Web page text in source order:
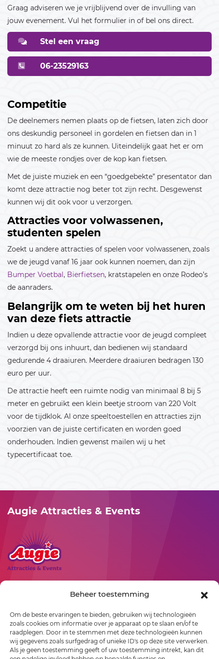
Beheer toestemming
Om de beste ervaringen te bieden, gebruiken wij technologieën
zoals cookies om informatie over je apparaat op te slaan en/of te
raadplegen. Door in te stemmen met deze technologieën kunnen
wij gegevens zoals surfgedrag of unieke ID's op deze site verwerken.
Als je geen toestemming geeft of uw toestemming intrekt, kan dit
09 10 11 12 13 14 15
17 18
23 24 25 26 27 28 29
30
01 02 03 04 05 06
07 08 09 10 11 12 13
14 15 16 17 18 19
21 24
28 29 30 31
Januari 2027
01 02 03
04 06 09 10
11
18 19 20 21 22 23 24
Februari 2027
01
08 09 10 11 12 13 14
15 16 17 18 19 20 21
22 23 24 25 26 27
22
29 30
April 2027
05 06 07 08 09 10 11
12 13 14 15 16 17 18
Graag adviseren we je vrijblijvend over de invulling van
jouw evenement. Vul het formulier in of bel ons direct.
Stel een vraag
06-23529163
Competitie
De deelnemers nemen plaats op de fietsen, laten zich door
ons deskundig personeel in gordelen en fietsen dan in 1
minuut zo hard als ze kunnen. Uiteindelijk gaat het er om
wie de meeste rondjes over de kop kan fietsen.
Met de juiste muziek en een “goedgebekte” presentator dan
komt deze attractie nog beter tot zijn recht. Desgewenst
kunnen wij dit ook voor u verzorgen.
Attracties voor volwassenen,
studenten spelen
Zoekt u andere attracties of spelen voor volwassenen, zoals
we de jeugd vanaf 16 jaar ook kunnen noemen, dan zijn
Bumper Voetbal , Bierfietsen, kratstapelen en onze Rodeo’s
de aanraders.
Belangrijk om te weten bij het huren
van deze fiets attractie
Indien u deze opvallende attractie voor de jeugd compleet
verzorgd bij ons inhuurt, dan bedienen wij standaard
gedurende 4 draaiuren. Meerdere draaiuren bedragen 130
euro per uur.
De attractie heeft een ruimte nodig van minimaal 8 bij 5
meter en gebruikt een klein beetje stroom van 220 Volt
voor de tijdklok. Al onze speeltoestellen en attracties zijn
voorzien van de juiste certificaten en worden goed
onderhouden. Indien gewenst mailen wij u het
typecertificaat toe.
Augie Attracties & Events
06-23529163
info@augie.nl